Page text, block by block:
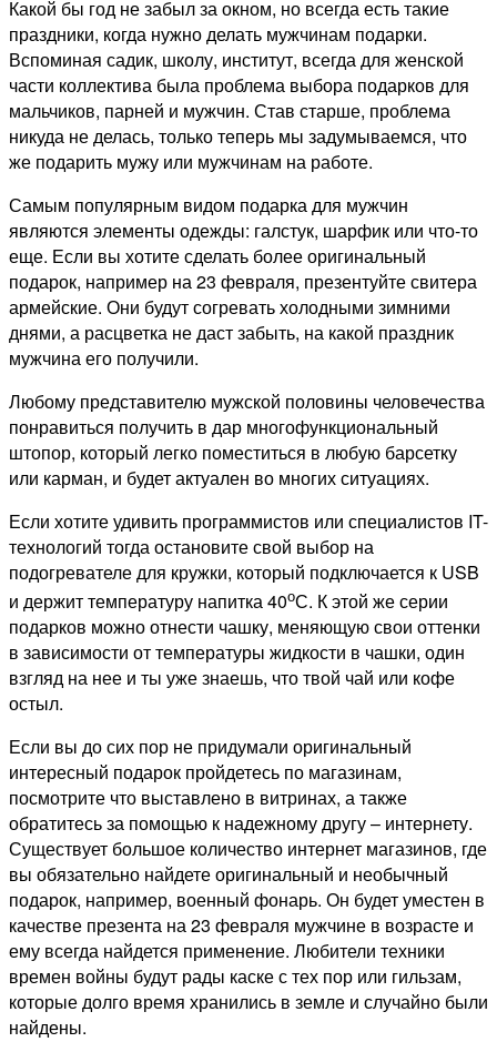
Какой бы год не забыл за окном, но всегда есть такие
праздники, когда нужно делать мужчинам подарки.
Вспоминая садик, школу, институт, всегда для женской
части коллектива была проблема выбора подарков для
мальчиков, парней и мужчин. Став старше, проблема
никуда не делась, только теперь мы задумываемся, что
же подарить мужу или мужчинам на работе.
Самым популярным видом подарка для мужчин
являются элементы одежды: галстук, шарфик или что-то
еще. Если вы хотите сделать более оригинальный
подарок, например на 23 февраля, презентуйте свитера
армейские. Они будут согревать холодными зимними
днями, а расцветка не даст забыть, на какой праздник
мужчина его получили.
Любому представителю мужской половины человечества
понравиться получить в дар многофункциональный
штопор, который легко поместиться в любую барсетку
или карман, и будет актуален во многих ситуациях.
Если хотите удивить программистов или специалистов IT-
технологий тогда остановите свой выбор на
подогревателе для кружки, который подключается к USB
и держит температуру напитка 40оС. К этой же серии
подарков можно отнести чашку, меняющую свои оттенки
в зависимости от температуры жидкости в чашки, один
взгляд на нее и ты уже знаешь, что твой чай или кофе
остыл.
Если вы до сих пор не придумали оригинальный
интересный подарок пройдетесь по магазинам,
посмотрите что выставлено в витринах, а также
обратитесь за помощью к надежному другу – интернету.
Существует большое количество интернет магазинов, где
вы обязательно найдете оригинальный и необычный
подарок, например, военный фонарь. Он будет уместен в
качестве презента на 23 февраля мужчине в возрасте и
ему всегда найдется применение. Любители техники
времен войны будут рады каске с тех пор или гильзам,
которые долго время хранились в земле и случайно были
найдены.